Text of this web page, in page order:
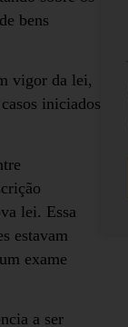
bens
vigor da lei,
iniciados
lei. Essa
estavam
exame
a ser